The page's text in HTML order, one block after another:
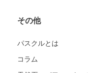
その他
パスクルとは
コラム